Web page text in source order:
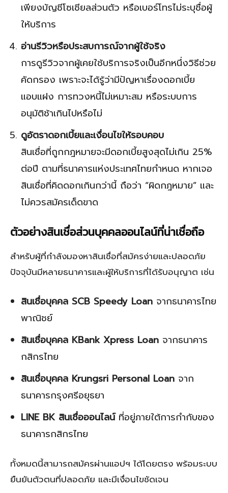
เพียงบัญชีโซเชียลส่วนตัว หรือเบอร์โทรไม่ระบุชื่อผู้
ให้บริการ
อ่านรีวิวหรือประสบการณ์จากผู้ใช้จริง
การดูรีวิวจากผู้เคยใช้บริการจริงเป็นอีกหนึ่งวิธีช่วย
คัดกรอง เพราะจะได้รู้ว่ามีปัญหาเรื่องดอกเบี้ย
แอบแฝง การทวงหนี้ไม่เหมาะสม หรือระบบการ
อนุมัติช้าเกินไปหรือไม่
ดูอัตราดอกเบี้ยและเงื่อนไขให้รอบคอบ
สินเชื่อที่ถูกกฎหมายจะมีดอกเบี้ยสูงสุดไม่เกิน 25%
ต่อปี ตามที่ธนาคารแห่งประเทศไทยกำหนด หากเจอ
สินเชื่อที่คิดดอกเกินกว่านี้ ถือว่า “ผิดกฎหมาย” และ
ไม่ควรสมัครเด็ดขาด
ตัวอย่างสินเชื่อส่วนบุคคลออนไลน์ที่น่าเชื่อถือ
สำหรับผู้ที่กำลังมองหาสินเชื่อที่สมัครง่ายและปลอดภัย
ปัจจุบันมีหลายธนาคารและผู้ให้บริการที่ได้รับอนุญาต เช่น
สินเชื่อบุคคล SCB Speedy Loan จากธนาคารไทย
พาณิชย์
สินเชื่อบุคคล KBank Xpress Loan จากธนาคาร
กสิกรไทย
สินเชื่อบุคคล Krungsri Personal Loan จาก
ธนาคารกรุงศรีอยุธยา
LINE BK สินเชื่อออนไลน์ที่อยู่ภายใต้การกำกับของ
ธนาคารกสิกรไทย
ทั้งหมดนี้สามารถสมัครผ่านแอปฯ ได้โดยตรง พร้อมระบบ
ยืนยันตัวตนที่ปลอดภัย และมีเงื่อนไขชัดเจน